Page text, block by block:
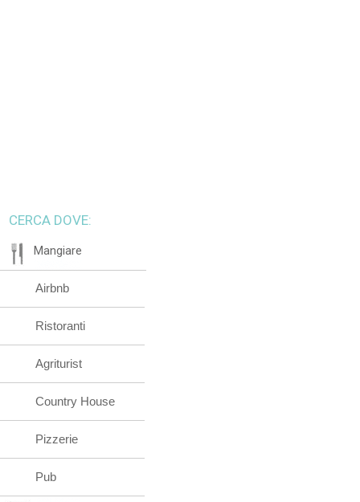
CERCA DOVE:
Mangiare
Airbnb
Ristoranti
Agriturist
Country House
Pizzerie
Pub